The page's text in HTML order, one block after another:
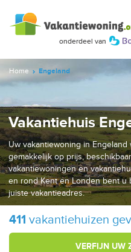
Home Engeland
Vakantiehuis
Uw vakantiewoning in
gemakkelijk op prijs,
vakantiewoningen en
en rond Kent en Londen bent u
juiste vakantieadres.
411 vakantiehuizen
VERFIJN UW